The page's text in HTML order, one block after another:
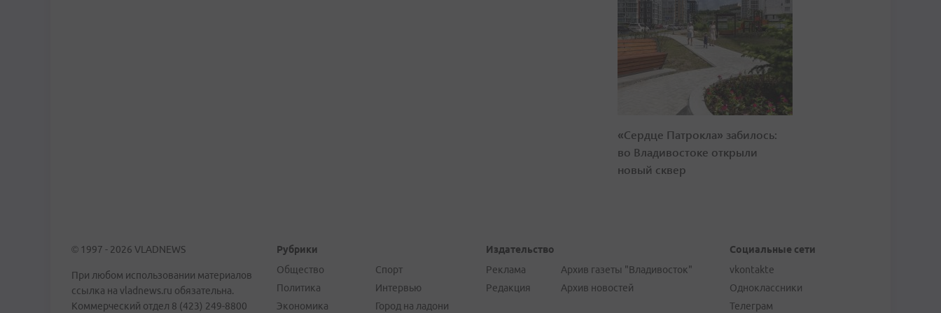
«Сердце Патрокла» забилось:
во Владивостоке открыли
новый сквер
© 1997 - 2026 VLADNEWS
При любом использовании материалов
ссылка на vladnews.ru обязательна.
Коммерческий отдел 8 (423) 249-8800
Рубрики
Общество
Политика
Экономика
Спорт
Интервью
Город на ладони
Издательство
Реклама
Редакция
Архив газеты "Владивосток"
Архив новостей
Социальные сети
vkontakte
Одноклассники
Телеграм